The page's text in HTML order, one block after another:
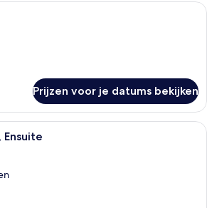
Prijzen voor je datums bekijken
Ensuite